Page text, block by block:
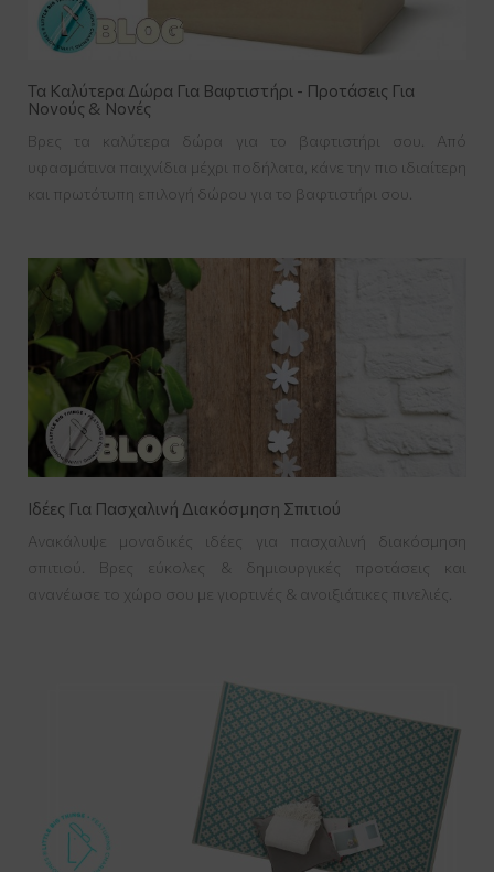
Τα Καλύτερα Δώρα Για Βαφτιστήρι - Προτάσεις Για
Νονούς & Νονές
Βρες τα καλύτερα δώρα για το βαφτιστήρι σου. Από
υφασμάτινα παιχνίδια μέχρι ποδήλατα, κάνε την πιο ιδιαίτερη
και πρωτότυπη επιλογή δώρου για το βαφτιστήρι σου.
Ιδέες Για Πασχαλινή Διακόσμηση Σπιτιού
Ανακάλυψε μοναδικές ιδέες για πασχαλινή διακόσμηση
σπιτιού. Βρες εύκολες & δημιουργικές προτάσεις και
ανανέωσε το χώρο σου με γιορτινές & ανοιξιάτικες πινελιές.